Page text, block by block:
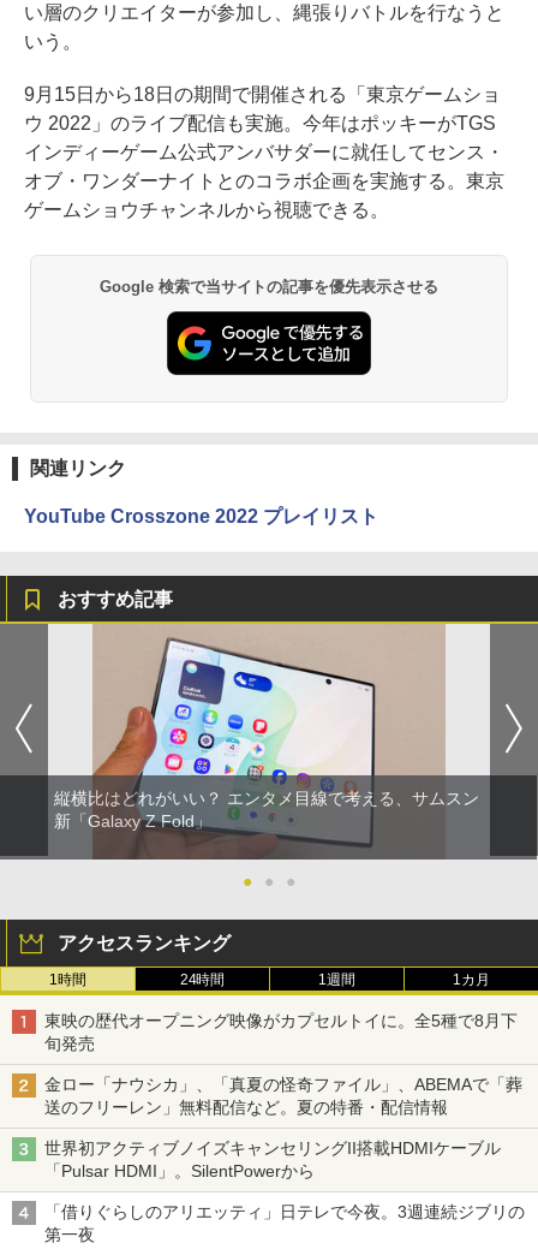
い層のクリエイターが参加し、縄張りバトルを行なうと
いう。
9月15日から18日の期間で開催される「東京ゲームショ
ウ 2022」のライブ配信も実施。今年はポッキーがTGS
インディーゲーム公式アンバサダーに就任してセンス・
オブ・ワンダーナイトとのコラボ企画を実施する。東京
ゲームショウチャンネルから視聴できる。
Google 検索で当サイトの記事を優先表示させる
関連リンク
YouTube Crosszone 2022 プレイリスト
おすすめ記事
縦横比はどれがいい？ エンタメ目線で考える、サムスン
新「Galaxy Z Fold」
● ● ●
アクセスランキング
1時間 24時間 1週間 1カ月
東映の歴代オープニング映像がカプセルトイに。全5種で8月下
旬発売
金ロー「ナウシカ」、「真夏の怪奇ファイル」、ABEMAで「葬
送のフリーレン」無料配信など。夏の特番・配信情報
世界初アクティブノイズキャンセリングII搭載HDMIケーブル
「Pulsar HDMI」。SilentPowerから
「借りぐらしのアリエッティ」日テレで今夜。3週連続ジブリの
第一夜